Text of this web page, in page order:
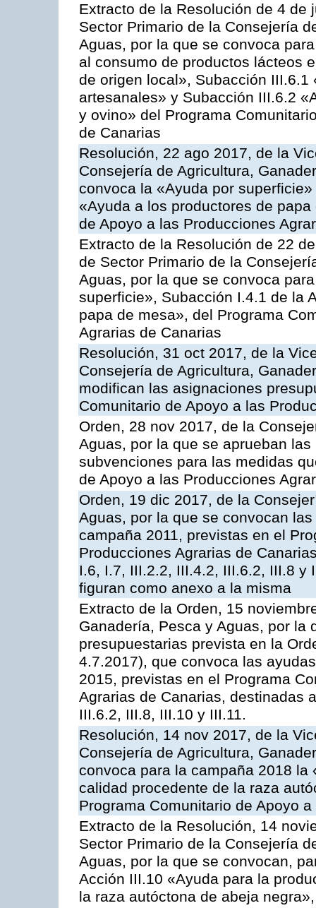
Extracto de la Resolución de 4
Sector Primario de la Consejería
Aguas, por la que se convoca
al consumo de productos lácteos
de origen local», Subacción
artesanales» y Subacción III.6.2
y ovino» del Programa
de Canarias
Resolución, 22 ago 2017, de la
Consejería de Agricultura,
convoca la «Ayuda por
«Ayuda a los productores de
de Apoyo a las Producciones
Extracto de la Resolución de 22
de Sector Primario de la
Aguas, por la que se convoca
superficie», Subacción I.4.1 de la
papa de mesa», del Programa
Agrarias de Canarias
Resolución, 31 oct 2017, de la
Consejería de Agricultura,
modifican las asignaciones
Comunitario de Apoyo a las
Orden, 28 nov 2017, de la
Aguas, por la que se aprueban
subvenciones para las medidas
de Apoyo a las Producciones
Orden, 19 dic 2017, de la
Aguas, por la que se convocan
campaña 2011, previstas en el
Producciones Agrarias de
I.6, I.7, III.2.2, III.4.2, III.6.2, III.8 y
figuran como anexo a la misma
Extracto de la Orden, 15
Ganadería, Pesca y Aguas, por la
presupuestarias prevista en la
4.7.2017), que convoca las
2015, previstas en el Programa
Agrarias de Canarias, destinadas
III.6.2, III.8, III.10 y III.11.
Resolución, 14 nov 2017, de la
Consejería de Agricultura,
convoca para la campaña 2018
calidad procedente de la raza
Programa Comunitario de Apoyo
Extracto de la Resolución, 14
Sector Primario de la Consejería
Aguas, por la que se convocan,
Acción III.10 «Ayuda para la
la raza autóctona de abeja